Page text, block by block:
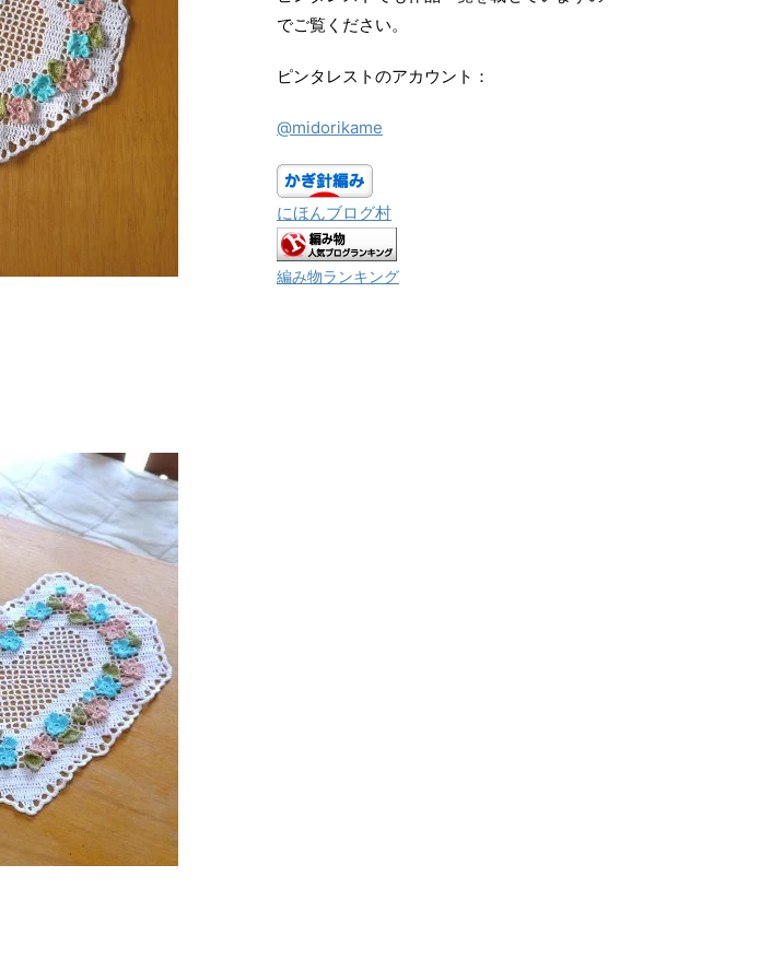
でご覧ください。
ピンタレストのアカウント：
@midorikame
にほんブログ村
編み物ランキング